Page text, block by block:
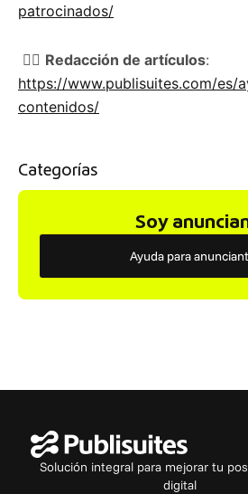
Categorías
Soy
Ayuda para
patrocinados/
✍🏻 Redacción de artículos:
https://www.publisuites.com/es/
contenidos/
Solución integral para mejorar tu
digital